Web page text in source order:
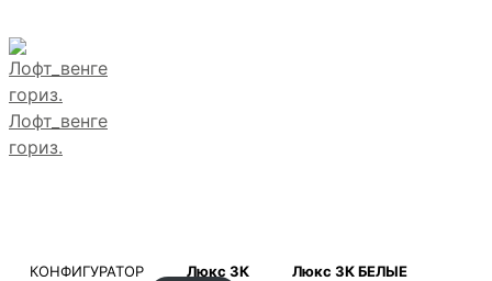
Лофт_венге
гориз.
КОНФИГУРАТОР Люкс 3К
Люкс 3К БЕЛЫЕ